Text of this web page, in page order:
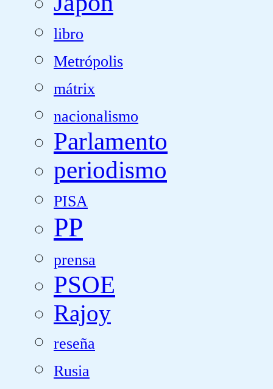
libro
Metrópolis
mátrix
nacionalismo
Parlamento
periodismo
PISA
PP
prensa
PSOE
Rajoy
reseña
Rusia